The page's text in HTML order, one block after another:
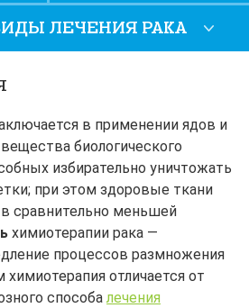
в применении ядов и
биологического
избирательно уничтожать
при этом здоровые ткани
сравнительно меньшей
химиотерапии рака —
процессов размножения
отличается от
способа лечения
ЛЕЧЕНИЯ РАКА